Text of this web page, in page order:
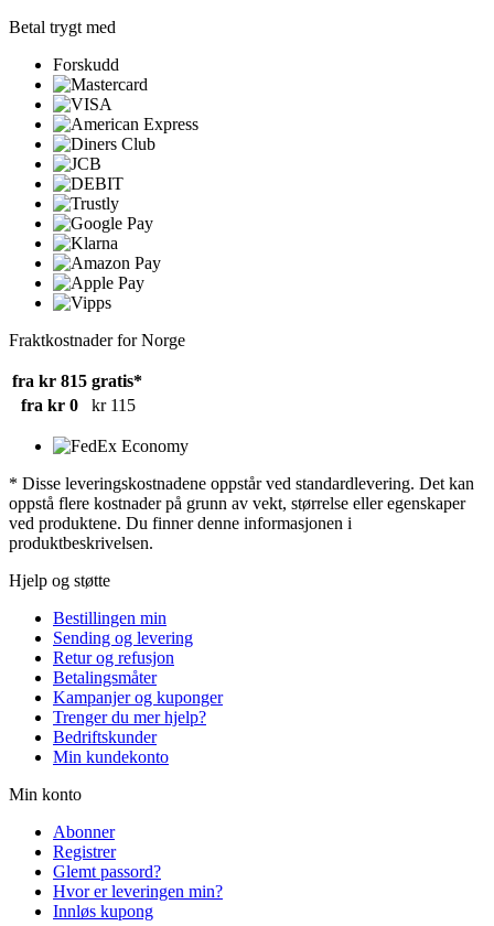
Betal trygt med
Forskudd
Fraktkostnader for Norge
fra kr 815 gratis*
fra kr 0
kr 115
* Disse leveringskostnadene oppstår ved standardlevering. Det kan
oppstå flere kostnader på grunn av vekt, størrelse eller egenskaper
ved produktene. Du finner denne informasjonen i
produktbeskrivelsen.
Hjelp og støtte
Bestillingen min
Sending og levering
Retur og refusjon
Betalingsmåter
Kampanjer og kuponger
Trenger du mer hjelp?
Bedriftskunder
Min kundekonto
Min konto
Abonner
Registrer
Glemt passord?
Hvor er leveringen min?
Innløs kupong